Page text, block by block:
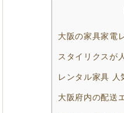
大阪の家具家電
スタイリクスが
レンタル家具 人
大阪府内の配送